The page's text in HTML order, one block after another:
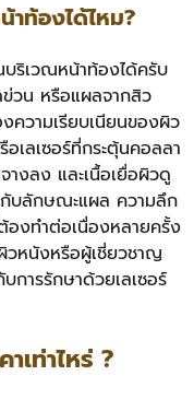
าท้องได้ไหม?
บริเวณหน้าท้องได้ครับ
ข่วน หรือแผลจากสิว
ความเรียบเนียนของผิว
เลเซอร์ที่กระตุ้นคอลลา
างลง และเนื้อเยื่อผิวดู
บลักษณะแผล ความลึก
งทำต่อเนื่องหลายครั้ง
วหนังหรือผู้เชี่ยวชาญ
การรักษาด้วยเลเซอร์
เท่าไหร่ ?